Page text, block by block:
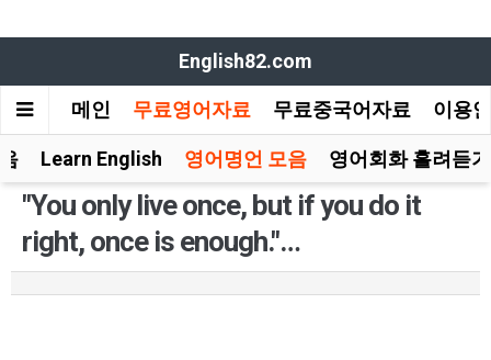
English82.com
메인 무료영어자료 무료중국어자료 이용
Learn English 영어명언 모음 영어회화 흘려듣기
"You only live once, but if you do it
right, once is enough."…